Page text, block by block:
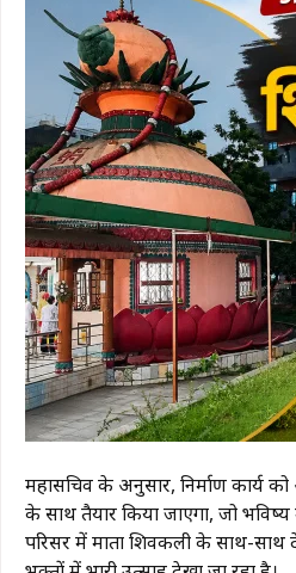
​महासचिव के अनुसार, निर्माण कार्य
के साथ तैयार किया जाएगा, जो
परिसर में माता शिवकली के साथ-साथ